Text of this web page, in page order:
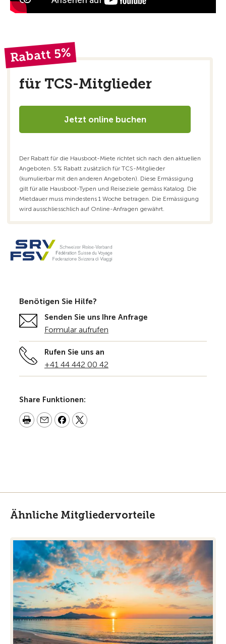
Rabatt 5%
für TCS-Mitglieder
Jetzt online buchen
Der Rabatt für die Hausboot-Miete richtet sich nach den aktuellen
Angeboten. 5% Rabatt zusätzlich für TCS-Mitglieder
(kumulierbar mit den anderen Angeboten). Diese Ermässigung
gilt für alle Hausboot-Typen und Reiseziele gemäss Katalog. Die
Mietdauer muss mindestens 1 Woche betragen. Die Ermässigung
wird ausschliesschlich auf Online-Anfragen gewährt.
Benötigen Sie Hilfe?
Senden Sie uns Ihre Anfrage
Formular aufrufen
Rufen Sie uns an
+41 44 442 00 42
Share Funktionen:
Ähnliche Mitgliedervorteile